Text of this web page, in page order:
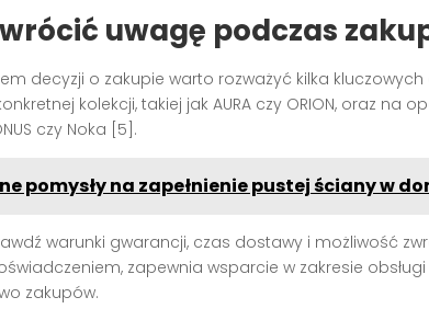
uwagę podczas
decyzji o zakupie warto rozważyć kilka
kolekcji, takiej jak AURA czy ORION, oraz na
czy Noka [5].
pomysły na zapełnienie pustej ściany w
warunki gwarancji, czas dostawy i możliwość
zapewnia wsparcie w zakresie
zakupów.